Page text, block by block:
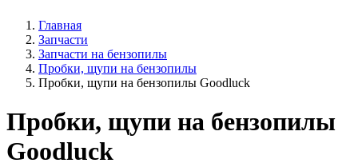
Главная
Запчасти
Запчасти на бензопилы
Пробки, щупи на бензопилы
Пробки, щупи на бензопилы Goodluck
Пробки, щупи на бензопилы
Goodluck